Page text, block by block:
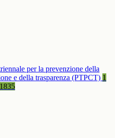
per la prevenzione della
e della trasparenza (PTPCT) 1
1835